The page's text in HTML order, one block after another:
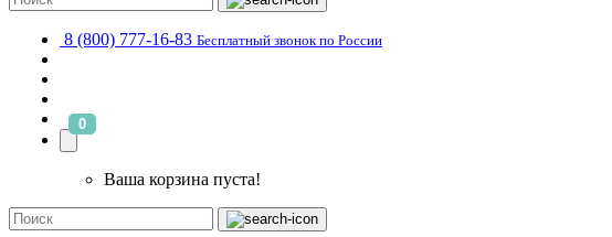
8 (800) 777-16-83 Бесплатный звонок по России
0
Ваша корзина пуста!